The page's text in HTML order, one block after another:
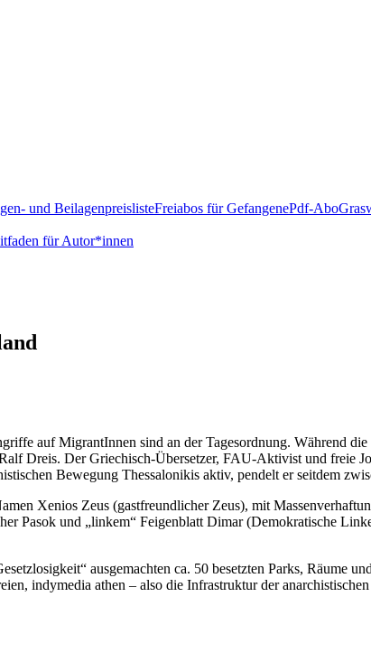
und BeilagenpreislisteFreiabos für GefangenePdf-Abo
für Autor*innen
auf MigrantInnen sind an der Tagesordnung. Während
Dreis. Der Griechisch-Übersetzer, FAU-Aktivist und freie
Bewegung Thessalonikis aktiv, pendelt er seitdem
Xenios Zeus (gastfreundlicher Zeus), mit
Pasok und „linkem“ Feigenblatt Dimar (Demokratische
ausgemachten ca. 50 besetzten Parks, Räume
indymedia athen – also die Infrastruktur der